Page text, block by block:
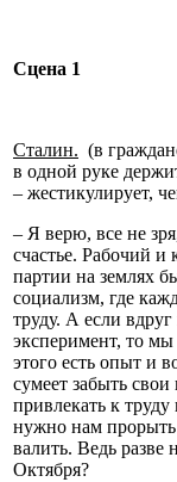
Сцена 1
Сталин. (в
в одной руке
– жестикулирует,
– Я верю, все не
счастье. Рабочий
партии на землях
социализм, где
труду. А если
эксперимент, то
этого есть опыт и
сумеет забыть
привлекать к
нужно нам
валить. Ведь разве
Октября?